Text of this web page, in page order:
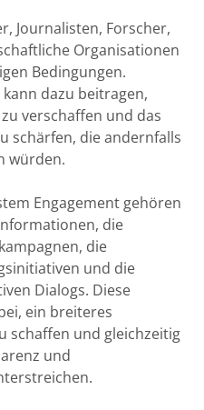
Journalisten, Forscher,
Organisationen
Bedingungen.
dazu beitragen,
verschaffen und das
schärfen, die andernfalls
würden.
Engagement gehören
die
die
und die
Dialogs. Diese
ein breiteres
schaffen und gleichzeitig
und